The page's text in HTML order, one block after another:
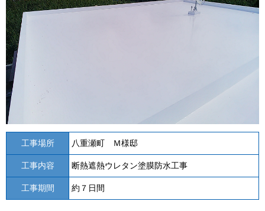
工事場所 八重瀬町 Ｍ様邸
工事内容 断熱遮熱ウレタン塗膜防水工事
工事期間 約７日間